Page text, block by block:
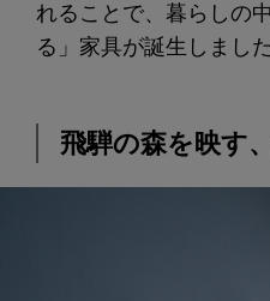
れることで、暮らしの
る」家具が誕生しました
飛騨の森を映す